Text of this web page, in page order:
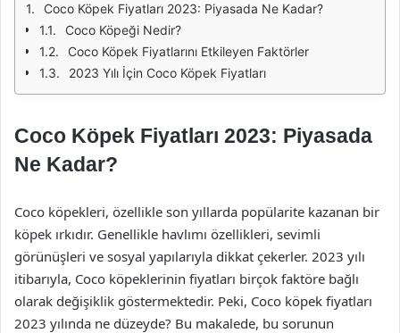
Coco Köpek Fiyatları 2023: Piyasada Ne Kadar?
Coco Köpeği Nedir?
Coco Köpek Fiyatlarını Etkileyen Faktörler
2023 Yılı İçin Coco Köpek Fiyatları
Coco Köpek Fiyatları 2023: Piyasada
Ne Kadar?
Coco köpekleri, özellikle son yıllarda popülarite kazanan bir
köpek ırkıdır. Genellikle havlımı özellikleri, sevimli
görünüşleri ve sosyal yapılarıyla dikkat çekerler. 2023 yılı
itibarıyla, Coco köpeklerinin fiyatları birçok faktöre bağlı
olarak değişiklik göstermektedir. Peki, Coco köpek fiyatları
2023 yılında ne düzeyde? Bu makalede, bu sorunun